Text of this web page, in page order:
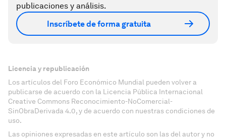
publicaciones y análisis.
Inscríbete de forma gratuita
Licencia y republicación
Los artículos del Foro Económico Mundial pueden volver a
publicarse de acuerdo con la Licencia Pública Internacional
Creative Commons Reconocimiento-NoComercial-
SinObraDerivada 4.0, y de acuerdo con nuestras condiciones de
uso.
Las opiniones expresadas en este artículo son las del autor y no